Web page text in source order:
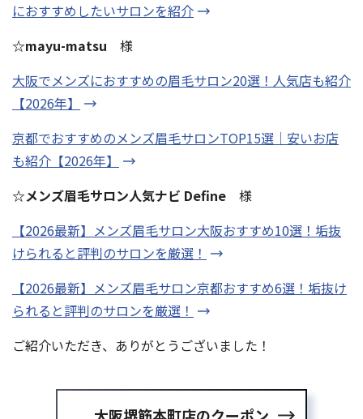
におすすめしたいサロンを紹介
☆mayu-matsu 様
大阪でメンズにおすすめの眉毛サロン20選！人気店も紹介
【2026年】
京都でおすすめのメンズ眉毛サロンTOP15選｜安いお店
も紹介【2026年】
☆メンズ眉毛サロン人気ナビ Define 様
【2026最新】メンズ眉毛サロン大阪おすすめ10選！垢抜
けられると評判のサロンを厳選！
【2026最新】メンズ眉毛サロン京都おすすめ6選！垢抜け
られると評判のサロンを厳選！
ご紹介いただき、ありがとうございました！